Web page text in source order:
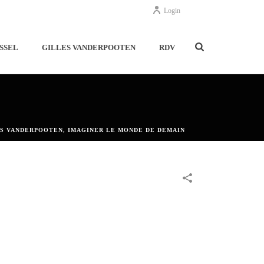
Login
GILLES VANDERPOOTEN RDV
VANDERPOOTEN, IMAGINER LE MONDE DE DEMAIN